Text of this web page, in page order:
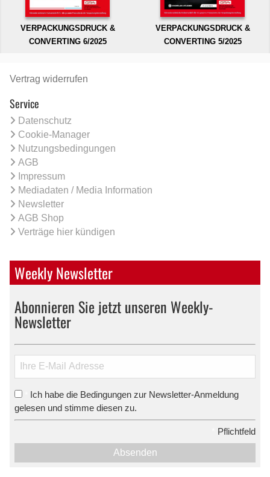
VERPACKUNGSDRUCK &
CONVERTING 6/2025
VERPACKUNGSDRUCK &
CONVERTING 5/2025
Vertrag widerrufen
Service
Datenschutz
Cookie-Manager
Nutzungsbedingungen
AGB
Impressum
Mediadaten / Media Information
Newsletter
AGB Shop
Verträge hier kündigen
Weekly Newsletter
Abonnieren Sie jetzt unseren Weekly-
Newsletter
Ich habe die Bedingungen zur Newsletter-Anmeldung
gelesen und stimme diesen zu.
Pflichtfeld
Absenden